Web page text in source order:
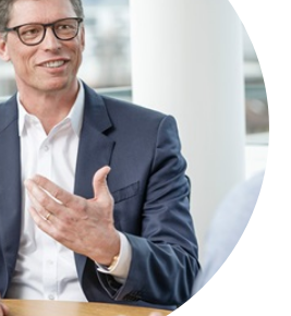
Cookies ein. Dadurch können Inhalte
YouTube) geladen werden. Weitere
in unserer
Cookies aktivieren
Video anzeigen